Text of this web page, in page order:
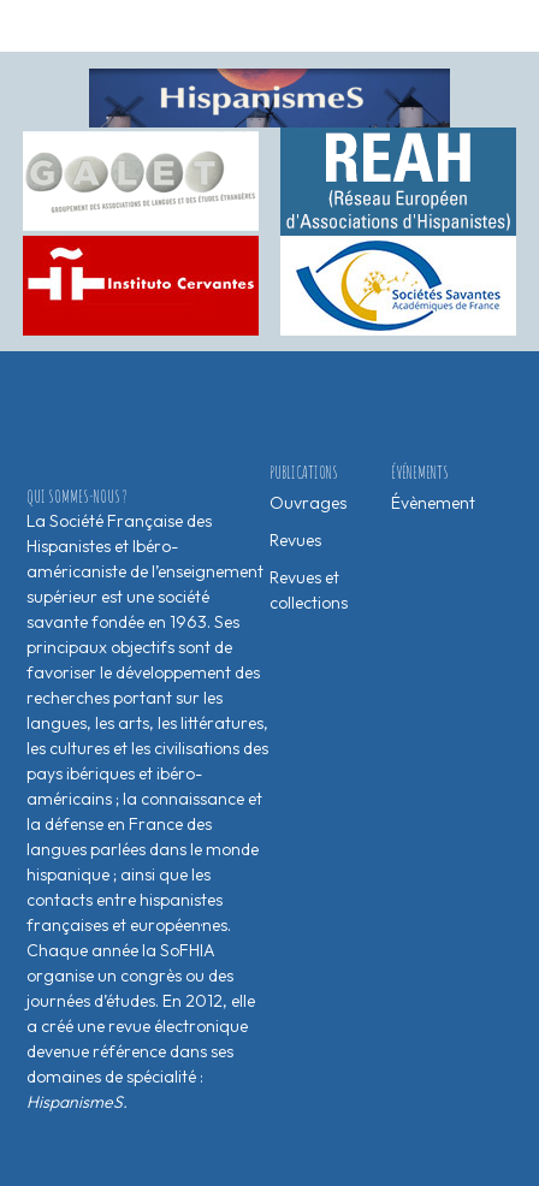
ÉVÉNEMENTS
Évènement
PUBLICATIONS
Ouvrages
Revues
Revues et
collections
QUI SOMMES-NOUS ?
La Société Française des
Hispanistes et Ibéro-
américaniste de l’enseignement
supérieur est une société
savante fondée en 1963. Ses
principaux objectifs sont de
favoriser le développement des
recherches portant sur les
langues, les arts, les littératures,
les cultures et les civilisations des
pays ibériques et ibéro-
américains ; la connaissance et
la défense en France des
langues parlées dans le monde
hispanique ; ainsi que les
contacts entre hispanistes
français·es et européen·nes.
Chaque année la SoFHIA
organise un congrès ou des
journées d’études. En 2012, elle
a créé une revue électronique
devenue référence dans ses
domaines de spécialité :
HispanismeS.